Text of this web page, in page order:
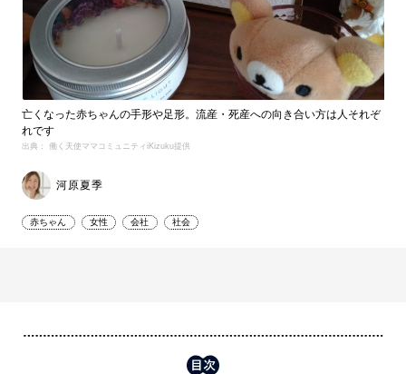
亡くなった赤ちゃんの手形や足形。流産・死産への向き合い方は人それぞ
れです
出典： 働く天使ママコミュニティiKizuku提供
河原夏季
赤ちゃん 女性 会社 社会